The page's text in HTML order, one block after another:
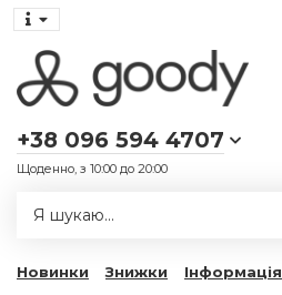
+38 096 594 4707
Щоденно, з 10:00 до 20:00
Новинки Знижки Інформація